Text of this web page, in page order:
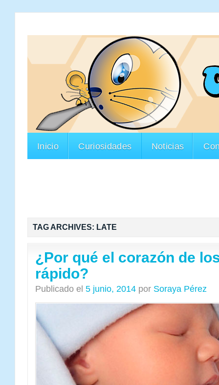
Inicio Curiosidades Noticias
TAG ARCHIVES: LATE
¿Por qué el corazón de
rápido?
Publicado el 5 junio, 2014 por Soraya Pérez